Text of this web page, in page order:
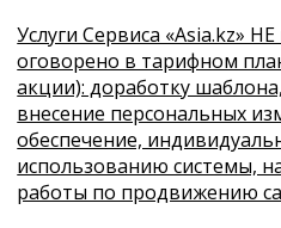
Услуги Сервиса «Asia.kz»
оговорено в тарифном
акции): доработку
внесение персональных
обеспечение,
использованию системы,
работы по продвижению